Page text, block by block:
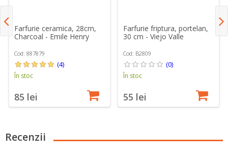
Farfurie ceramica, 28cm,
Charcoal - Emile Henry
Cod: 887879
(4)
În stoc
85 lei
Farfurie friptura, portelan,
30 cm - Viejo Valle
Cod: B2809
(0)
În stoc
55 lei
Recenzii